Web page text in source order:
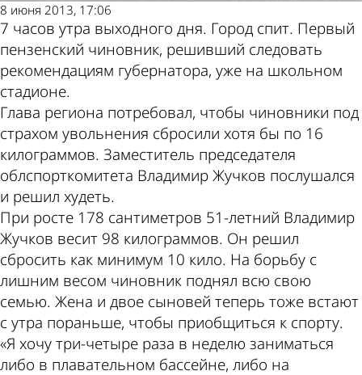
8 июня 2013, 17:06
7 часов утра выходного дня. Город спит. Первый
пензенский чиновник, решивший следовать
рекомендациям губернатора, уже на школьном
стадионе.
Глава региона потребовал, чтобы чиновники под
страхом увольнения сбросили хотя бы по 16
килограммов. Заместитель председателя
облспорткомитета Владимир Жучков послушался
и решил худеть.
При росте 178 сантиметров 51-летний Владимир
Жучков весит 98 килограммов. Он решил
сбросить как минимум 10 кило. На борьбу с
лишним весом чиновник поднял всю свою
семью. Жена и двое сыновей теперь тоже встают
с утра пораньше, чтобы приобщиться к спорту.
«Я хочу три-четыре раза в неделю заниматься
либо в плавательном бассейне, либо на